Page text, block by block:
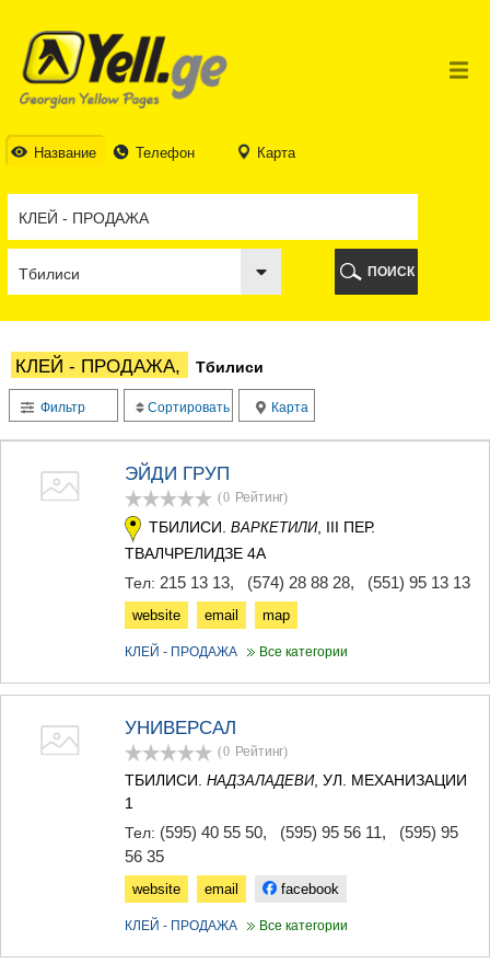
Название Телефон Карта
ТБИЛИСИ
ТБИЛИСИ
АБХАЗИЯ
ГАЛИ
БАТУМИ
КОБУЛЕТИ
ШУАХЕВИ
ЧАКВИ
ОЗУРГЕТИ
ЧОХАТАУРИ
УРЕКИ
ИМЕРЕТИЯ
БАГДАТИ
ЗЕСТАФОНИ
САМТРЕДИА
ХОНИ
АХМЕТА
ГУРДЖААНИ
ДЕДОПЛИСЦКАРО
МЦХЕТА-МТИАНЕТИ
ДУШЕТИ
ПОИСК
КЛЕЙ - ПРОДАЖА, Тбилиси
Фильтр Сортировать Карта
ЭЙДИ ГРУП
(0 Рейтинг)
ТБИЛИСИ. ВАРКЕТИЛИ, III ПЕР.
ТВАЛЧРЕЛИДЗЕ 4А
Тел: 215 13 13, (574) 28 88 28, (551) 95 13 13
website email map
КЛЕЙ - ПРОДАЖА Все категории
УНИВЕРСАЛ
(0 Рейтинг)
ТБИЛИСИ. НАДЗАЛАДЕВИ, УЛ. МЕХАНИЗАЦИИ
1
Тел: (595) 40 55 50, (595) 95 56 11, (595) 95
56 35
website email facebook
КЛЕЙ - ПРОДАЖА Все категории